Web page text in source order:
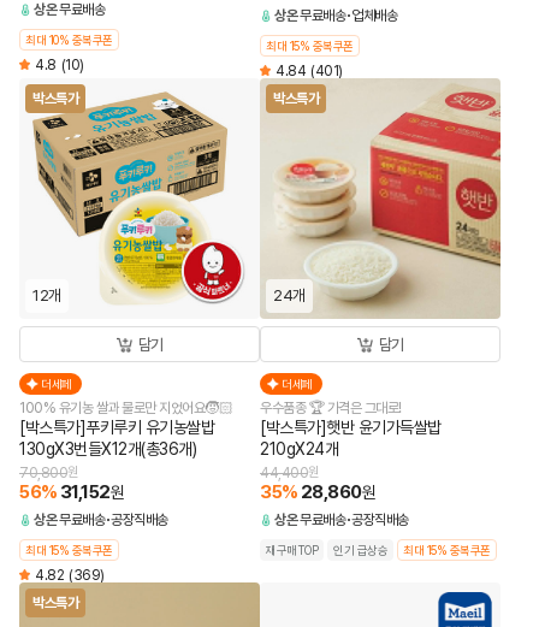
상온무료배송
최대 10% 중복쿠폰
4.8 (10)
상온무료배송 업체배송
최대 15% 중복쿠폰
4.84 (401)
박스특가
12개
담기
더세페
100% 유기농 쌀과 물로만 지었어요🧒🏻
[박스특가]푸키루키 유기농쌀밥
130gX3번들X12개(총36개)
70,800원
56% 31,152원
상온무료배송 공장직배송
최대 15% 중복쿠폰
4.82 (369)
박스특가
24개
담기
더세페
우수품종 🏆 가격은 그대로!
[박스특가]햇반 윤기가득쌀밥
210gX24개
44,400원
35% 28,860원
상온무료배송 공장직배송
재구매TOP 인기 급상승 최대 15% 중복쿠폰
박스특가